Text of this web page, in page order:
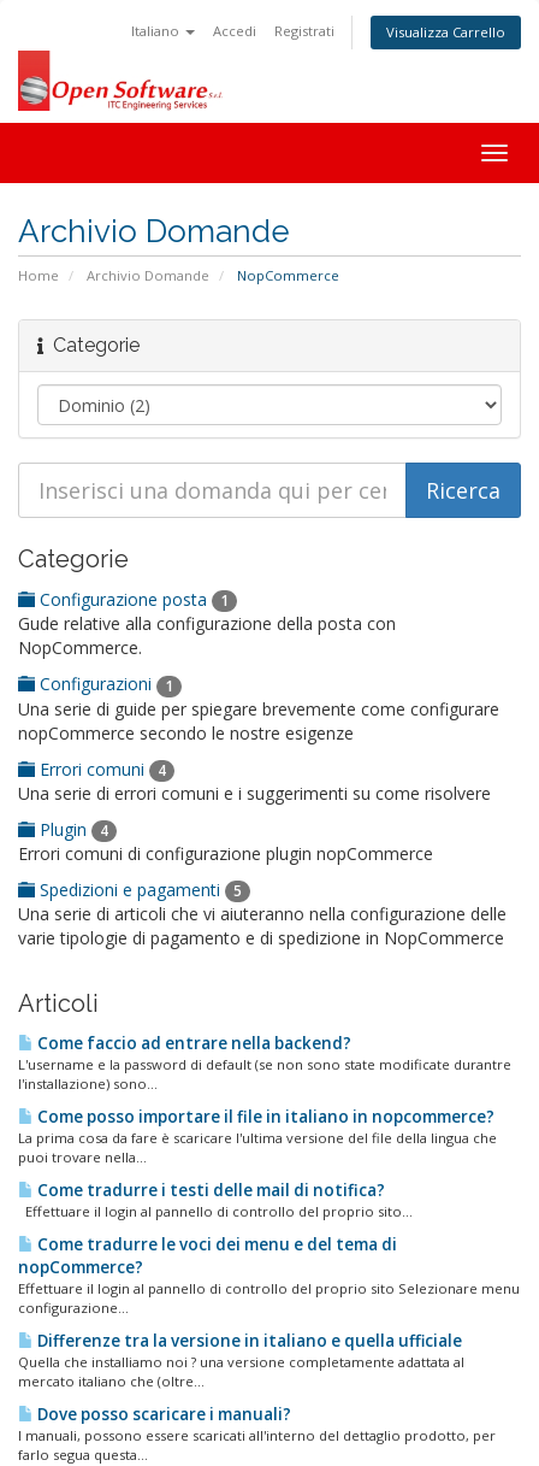
Italiano Accedi Registrati Visualizza Carrello
Archivio Domande
Home Archivio Domande NopCommerce
Categorie
Categorie
Configurazione posta 1
Gude relative alla configurazione della posta con
NopCommerce.
Configurazioni
1
Una serie di guide per spiegare brevemente come configurare
nopCommerce secondo le nostre esigenze
Errori comuni
4
Una serie di errori comuni e i suggerimenti su come risolvere
Plugin
4
Errori comuni di configurazione plugin nopCommerce
Spedizioni e pagamenti
5
Una serie di articoli che vi aiuteranno nella configurazione delle
varie tipologie di pagamento e di spedizione in NopCommerce
Articoli
Come faccio ad entrare nella backend?
L'username e la password di default (se non sono state modificate durantre
l'installazione) sono...
Come posso importare il file in italiano in nopcommerce?
La prima cosa da fare è scaricare l'ultima versione del file della lingua che
puoi trovare nella...
Come tradurre i testi delle mail di notifica?
Effettuare il login al pannello di controllo del proprio sito...
Come tradurre le voci dei menu e del tema di
nopCommerce?
Effettuare il login al pannello di controllo del proprio sito Selezionare menu
configurazione...
Differenze tra la versione in italiano e quella ufficiale
Quella che installiamo noi ? una versione completamente adattata al
mercato italiano che (oltre...
Dove posso scaricare i manuali?
I manuali, possono essere scaricati all'interno del dettaglio prodotto, per
farlo segua questa...